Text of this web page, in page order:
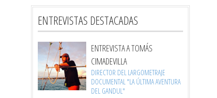
ENTREVISTAS DESTACADAS
ENTREVISTA A TOMÁS
CIMADEVILLA
DIRECTOR DEL LARGOMETRAJE
DOCUMENTAL "LA ÚLTIMA AVENTURA
DEL GANDUL"